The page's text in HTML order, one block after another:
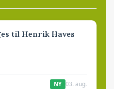
til Henrik Haves
NY 03. aug.